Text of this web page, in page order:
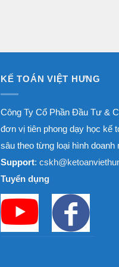
KẾ TOÁN VIỆT HƯNG
Công Ty Cổ Phần Đầu Tư &
đơn vị tiên phong dạy học kế
sâu theo từng loại hình doanh
Support:
Tuyển dụng